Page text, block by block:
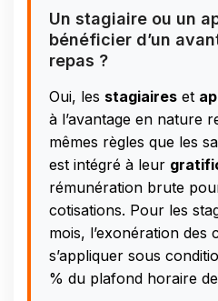
Un stagiaire ou un
bénéficier d’un
repas ?
Oui, les stagiaires et
à l’avantage en nature
mêmes règles que les
est intégré à leur
rémunération brute
cotisations. Pour les
mois, l’exonération des
s’appliquer sous
% du plafond horaire